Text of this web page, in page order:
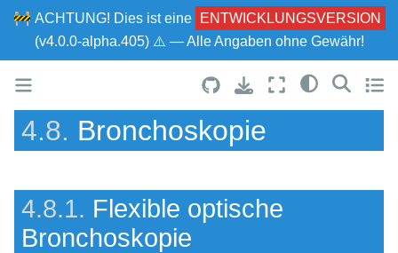
🚧 ACHTUNG! Dies ist eine
ENTWICKLUNGSVERSION
(v4.0.0-alpha.405) ⚠ — Alle Angaben ohne Gewähr!
4.8. Bronchoskopie
4.8.1. Flexible optische
Bronchoskopie